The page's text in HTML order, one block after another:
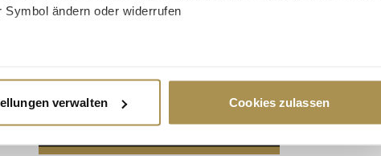
ändern oder widerrufen
verarbeitet werden, und legen Sie Ihre Präferenzen im
verwalten Cookies zulassen